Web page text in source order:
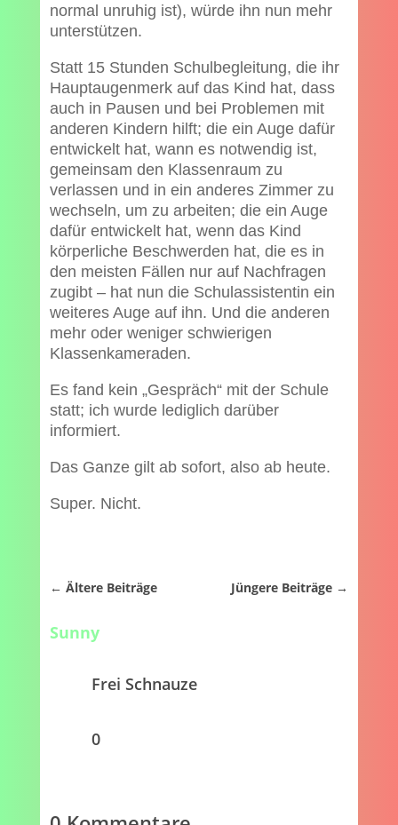
normal unruhig ist), würde ihn nun mehr
unterstützen.
Statt 15 Stunden Schulbegleitung, die ihr
Hauptaugenmerk auf das Kind hat, dass
auch in Pausen und bei Problemen mit
anderen Kindern hilft; die ein Auge dafür
entwickelt hat, wann es notwendig ist,
gemeinsam den Klassenraum zu
verlassen und in ein anderes Zimmer zu
wechseln, um zu arbeiten; die ein Auge
dafür entwickelt hat, wenn das Kind
körperliche Beschwerden hat, die es in
den meisten Fällen nur auf Nachfragen
zugibt – hat nun die Schulassistentin ein
weiteres Auge auf ihn. Und die anderen
mehr oder weniger schwierigen
Klassenkameraden.
Es fand kein „Gespräch“ mit der Schule
statt; ich wurde lediglich darüber
informiert.
Das Ganze gilt ab sofort, also ab heute.
Super. Nicht.
← Ältere Beiträge Jüngere Beiträge →
Sunny
Frei Schnauze
0